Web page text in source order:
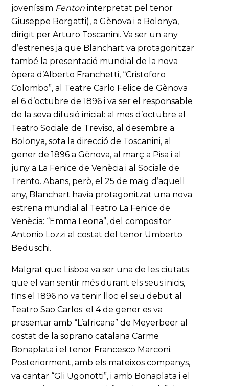
joveníssim Fenton interpretat pel tenor
Giuseppe Borgatti), a Gènova i a Bolonya,
dirigit per Arturo Toscanini. Va ser un any
d’estrenes ja que Blanchart va protagonitzar
també la presentació mundial de la nova
òpera d’Alberto Franchetti, “Cristoforo
Colombo”, al Teatre Carlo Felice de Gènova
el 6 d’octubre de 1896 i va ser el responsable
de la seva difusió inicial: al mes d’octubre al
Teatro Sociale de Treviso, al desembre a
Bolonya, sota la direcció de Toscanini, al
gener de 1896 a Gènova, al març a Pisa i al
juny a La Fenice de Venècia i al Sociale de
Trento. Abans, però, el 25 de maig d’aquell
any, Blanchart havia protagonitzat una nova
estrena mundial al Teatro La Fenice de
Venècia: “Emma Leona”, del compositor
Antonio Lozzi al costat del tenor Umberto
Beduschi.
Malgrat que Lisboa va ser una de les ciutats
que el van sentir més durant els seus inicis,
fins el 1896 no va tenir lloc el seu debut al
Teatro Sao Carlos: el 4 de gener es va
presentar amb “L’africana” de Meyerbeer al
costat de la soprano catalana Carme
Bonaplata i el tenor Francesco Marconi.
Posteriorment, amb els mateixos companys,
va cantar “Gli Ugonotti”, i amb Bonaplata i el